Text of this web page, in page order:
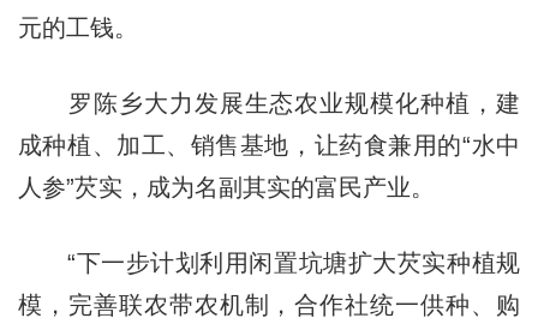
元的工钱。
罗陈乡大力发展生态农业规模化种植，建
成种植、加工、销售基地，让药食兼用的“水中
人参”芡实，成为名副其实的富民产业。
“下一步计划利用闲置坑塘扩大芡实种植规
模，完善联农带农机制，合作社统一供种、购